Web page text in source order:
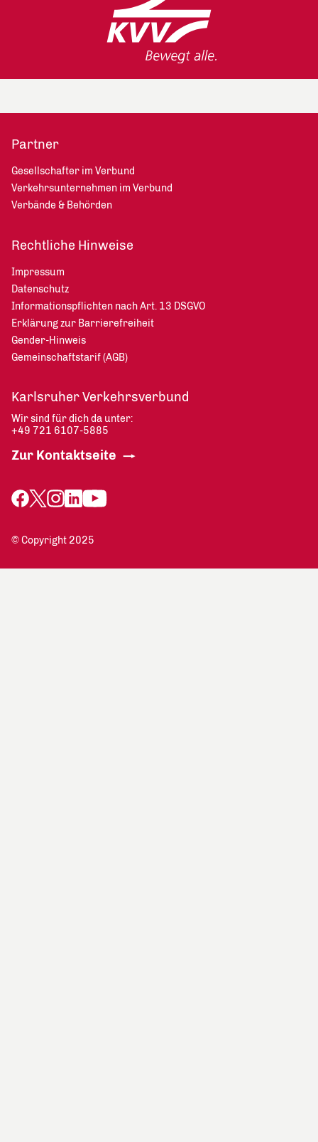
Partner
Gesellschafter im Verbund
Verkehrsunternehmen im Verbund
Verbände & Behörden
Rechtliche Hinweise
Impressum
Datenschutz
Informationspflichten nach Art. 13 DSGVO
Erklärung zur Barrierefreiheit
Gender-Hinweis
Gemeinschaftstarif (AGB)
Karlsruher Verkehrsverbund
Wir sind für dich da unter:
+49 721 6107-5885
Zur Kontaktseite
Facebook
X (Twitter)
Instagram
LinkedInYouTube
© Copyright 2025